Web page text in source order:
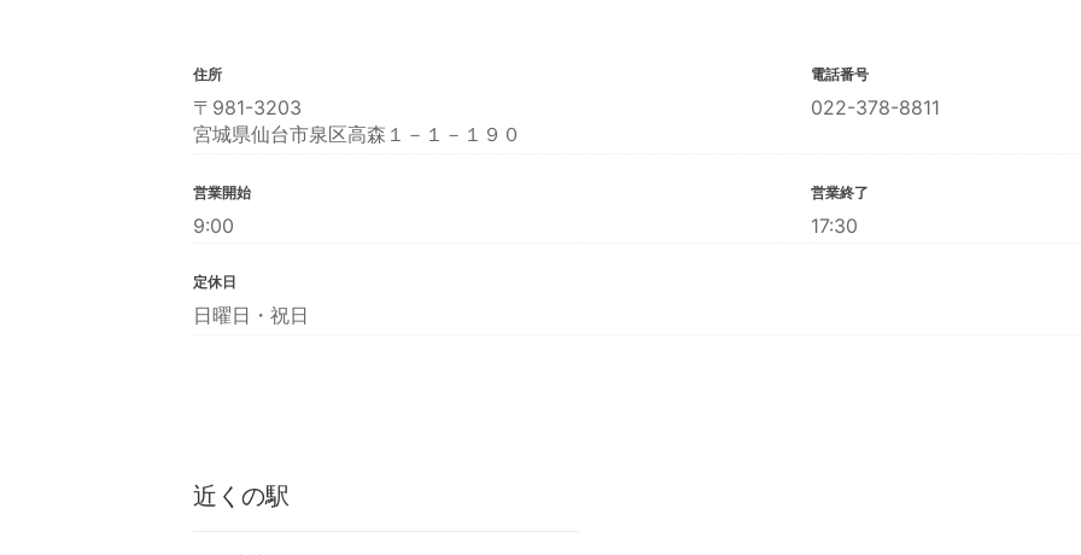
住所
〒981-3203
宮城県仙台市泉区高森１－１－１９０
電話番号
022-378-8811
営業開始
9:00
営業終了
17:30
定休日
日曜日・祝日
近くの駅